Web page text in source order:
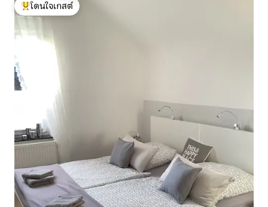
โดนใจเกสต์ที่สุด
โดนใจเกสต์